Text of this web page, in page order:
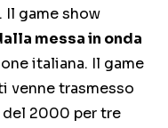
Il game show
messa in onda
italiana. Il game
venne trasmesso
del 2000 per tre